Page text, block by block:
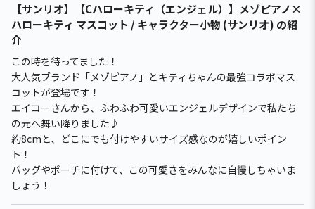
【サンリオ】【Cハローキティ（エンジェル）】メゾピアノ×
ハローキティ マスコット / キャラクター小物 (サンリオ) の紹
介
この時を待ってました！
大人気ブランド「メゾピアノ」とキティちゃんの最強コラボマス
コットが登場です！
エイコーさんから、ふわふわ可愛いエンジェルデザインで私たち
の元へ舞い降りました♪
約8cmと、どこにでも付けやすいサイズ感なのが嬉しいポイン
ト！
バッグやポーチに付けて、この可愛さをみんなに自慢しちゃいま
しょう！